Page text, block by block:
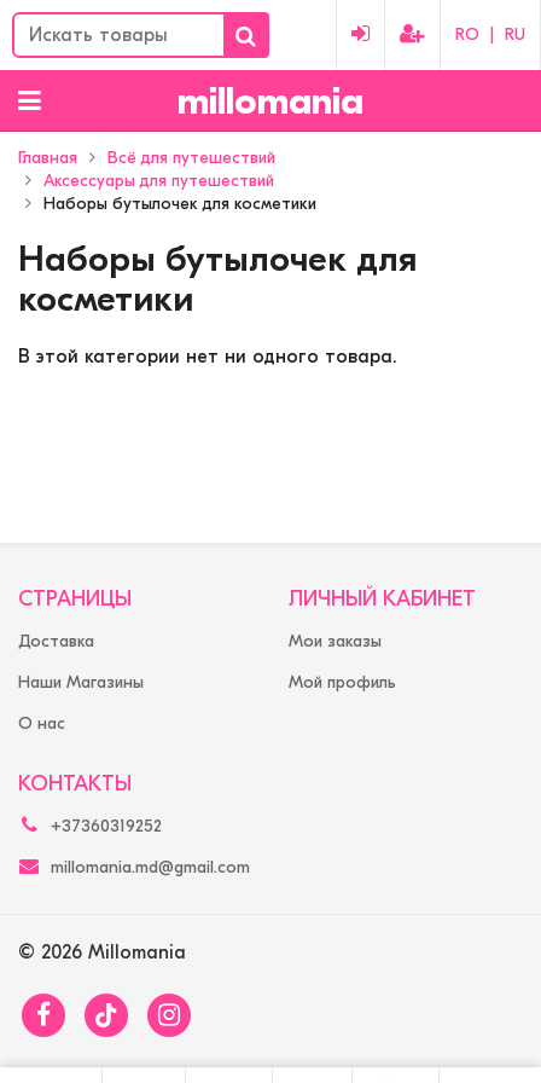
RO RU
millomania
Главная
Всё для путешествий
Аксессуары для путешествий
Наборы бутылочек для косметики
Наборы бутылочек для
косметики
В этой категории нет ни одного товара.
СТРАНИЦЫ
Доставка
Наши Магазины
О нас
ЛИЧНЫЙ КАБИНЕТ
Мои заказы
Мой профиль
КОНТАКТЫ
+37360319252
millomania.md@gmail.com
© 2026 Millomania